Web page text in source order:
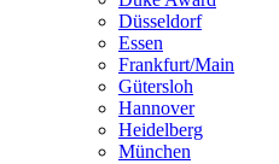
Düsseldorf
Essen
Frankfurt/Main
Gütersloh
Hannover
Heidelberg
München